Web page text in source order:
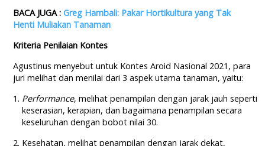
BACA JUGA :Greg Hambali: Pakar Hortikultura yang Tak
Henti Muliakan Tanaman
Kriteria Penilaian Kontes
Agustinus menyebut untuk Kontes Aroid Nasional 2021, para
juri melihat dan menilai dari 3 aspek utama tanaman, yaitu:
Performance, melihat penampilan dengan jarak jauh seperti
keserasian, kerapian, dan bagaimana penampilan secara
keseluruhan dengan bobot nilai 30.
Kesehatan, melihat penampilan dengan jarak dekat,